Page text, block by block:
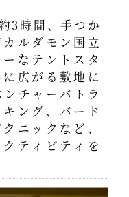
3時間、手つか
ルダモン国立
なテントスタ
広がる敷地に
チャーバトラ
ング、バード
ニックなど、
ティビティを